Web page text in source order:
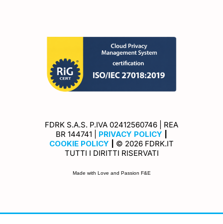
FDRK S.A.S. P.IVA 02412560746 | REA
BR 144741 |
PRIVACY POLICY
COOKIE POLICY
© 2026 FDRK.IT
TUTTI I DIRITTI RISERVATI
Made with Love and Passion F&E
Privacy Policy